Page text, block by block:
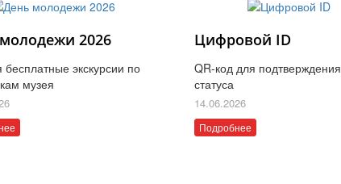
2026
экскурсии по
музея
Цифровой ID
QR-код для подтверждения
статуса
14.06.2026
Подробнее